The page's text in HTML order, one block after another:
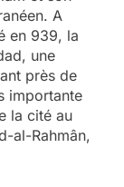
A
en 939, la
une
près de
importante
la cité au
al-Rahmân,